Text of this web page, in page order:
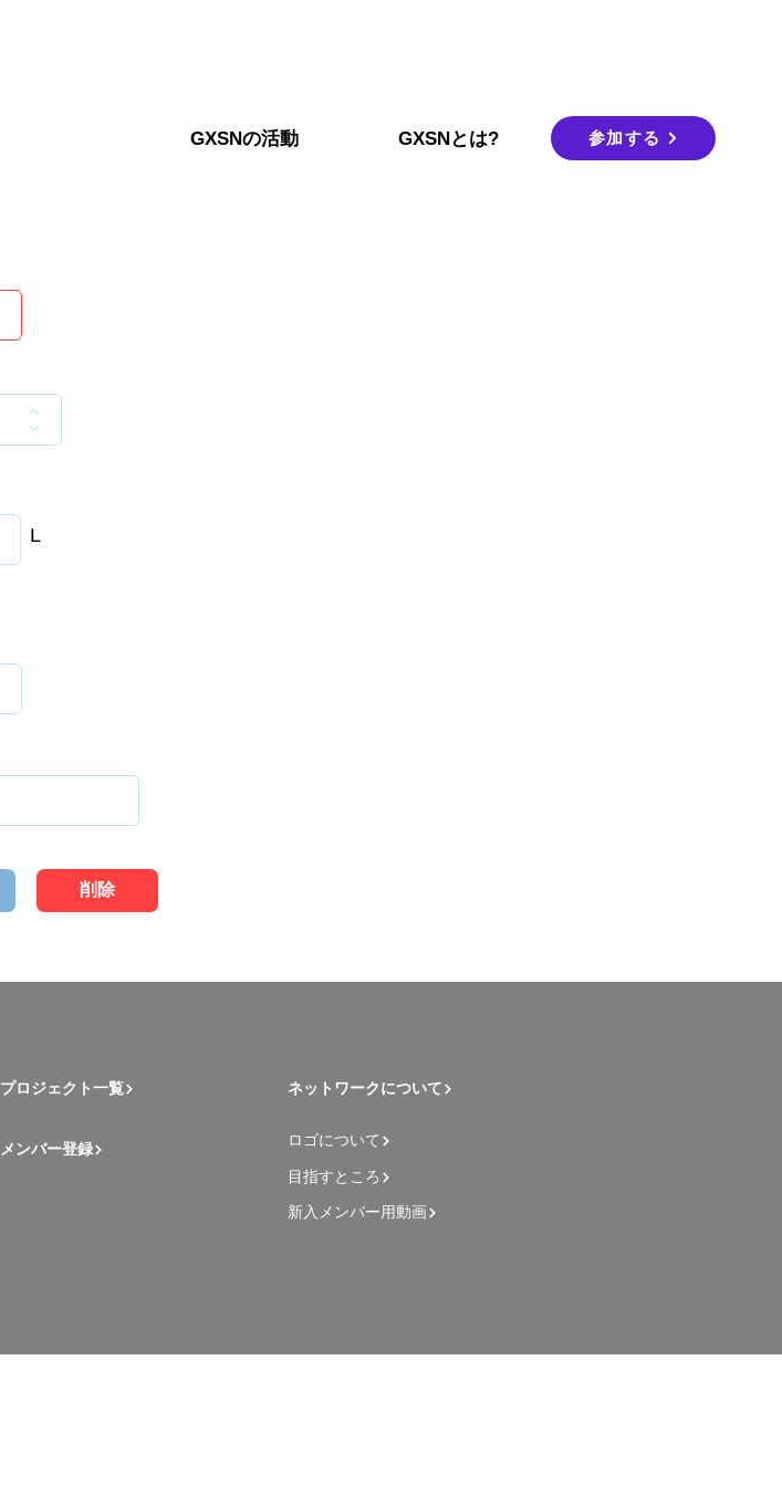
GXSNの活動 GXSNとは? 参加する
L
削除
プロジェクト一覧
メンバー登録
ネットワークについて
ロゴについて
目指すところ
新入メンバー用動画